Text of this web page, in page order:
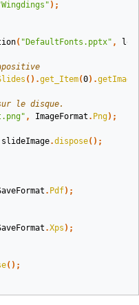
);
( "DefaultFonts.pptx" ,
().get_Item(0).getImage
le disque.
, ImageFormat . Png);
slideImage.dispose();
. Pdf);
.Xps );
();